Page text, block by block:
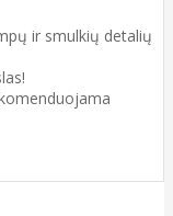
ir smulkių detalių